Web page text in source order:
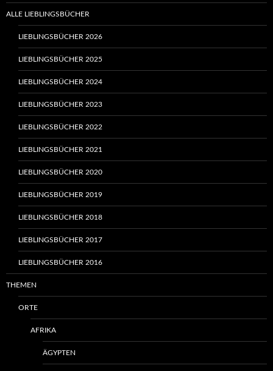
ALLE LIEBLINGSBÜCHER
LIEBLINGSBÜCHER 2026
LIEBLINGSBÜCHER 2025
LIEBLINGSBÜCHER 2024
LIEBLINGSBÜCHER 2023
LIEBLINGSBÜCHER 2022
LIEBLINGSBÜCHER 2021
LIEBLINGSBÜCHER 2020
LIEBLINGSBÜCHER 2019
LIEBLINGSBÜCHER 2018
LIEBLINGSBÜCHER 2017
LIEBLINGSBÜCHER 2016
THEMEN
ORTE
AFRIKA
ÄGYPTEN